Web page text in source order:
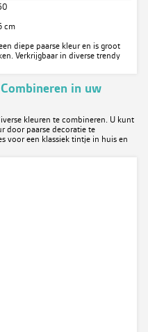
cm
diepe paarse kleur en is groot
Verkrijgbaar in diverse trendy
in uw
kleuren te combineren. U kunt
door paarse decoratie te
voor een klassiek tintje in huis en